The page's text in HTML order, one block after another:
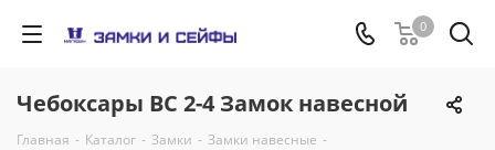
0
Чебоксары ВС 2-4 Замок навесной
Главная - Каталог - Замки - Замки навесные -